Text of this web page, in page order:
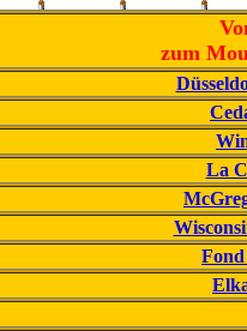
zum
La